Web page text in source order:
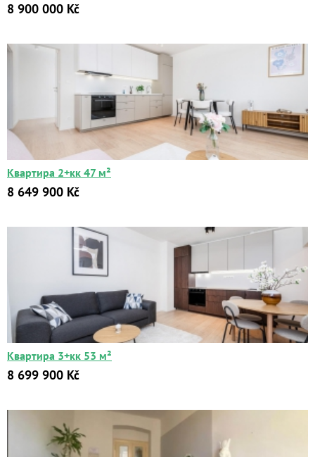
8 900 000 Kč
Квартира 2+кк 47 м²
8 649 900 Kč
Квартира 3+кк 53 м²
8 699 900 Kč